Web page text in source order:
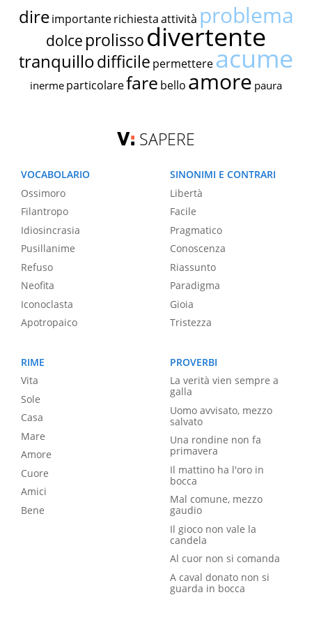
dire importante richiestaattività problema
dolce prolissodivertente
tranquillodifficile permettereacume
inerme particolarefare bello amore paura
SAPERE
VOCABOLARIO
Ossimoro
Filantropo
Idiosincrasia
Pusillanime
Refuso
Neofita
Iconoclasta
Apotropaico
SINONIMI E CONTRARI
Libertà
Facile
Pragmatico
Conoscenza
Riassunto
Paradigma
Gioia
Tristezza
RIME
Vita
Sole
Casa
Mare
Amore
Cuore
Amici
Bene
PROVERBI
La verità vien sempre a
galla
Uomo avvisato, mezzo
salvato
Una rondine non fa
primavera
Il mattino ha l'oro in
bocca
Mal comune, mezzo
gaudio
Il gioco non vale la
candela
Al cuor non si comanda
A caval donato non si
guarda in bocca